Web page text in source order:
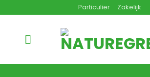
naar
Particulier Zakelijk